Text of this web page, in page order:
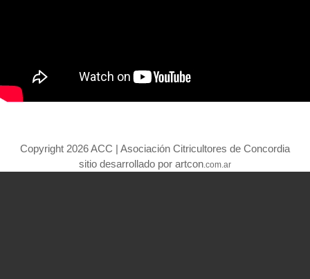
Copyright 2026 ACC | Asociación Citricultores de Concordia
sitio desarrollado por artcon .com.ar